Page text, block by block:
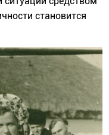
становится